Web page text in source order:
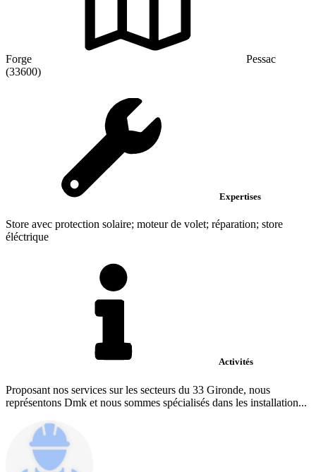
Forge
Pessac
(33600)
Expertises
Store avec protection solaire; moteur de volet; réparation; store
éléctrique
Activités
Proposant nos services sur les secteurs du 33 Gironde, nous
représentons Dmk et nous sommes spécialisés dans les installation...